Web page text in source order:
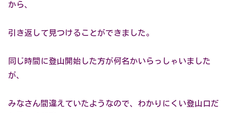
から、
引き返して見つけることができました。
同じ時間に登山開始した方が何名かいらっしゃいました
が、
みなさん間違えていたようなので、わかりにくい登山口だ